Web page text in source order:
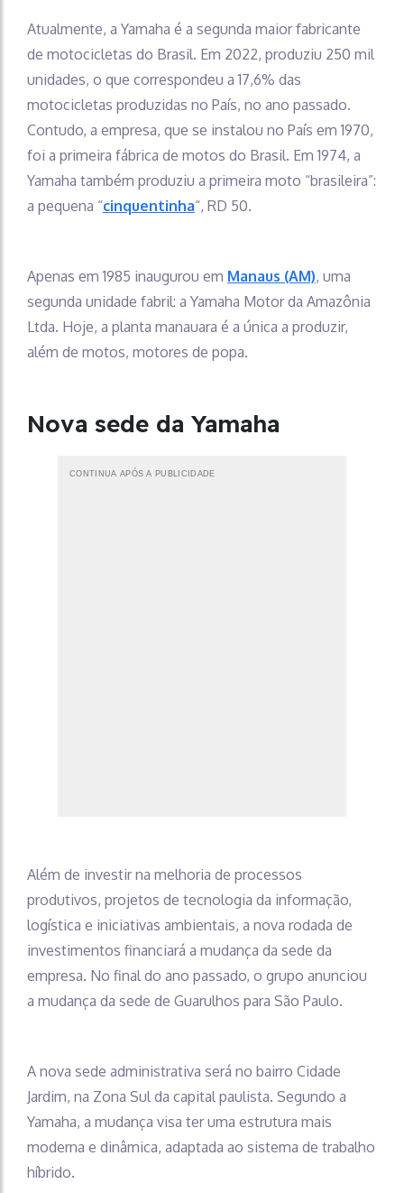
Atualmente, a Yamaha é a segunda maior fabricante
de motocicletas do Brasil. Em 2022, produziu 250 mil
unidades, o que correspondeu a 17,6% das
motocicletas produzidas no País, no ano passado.
Contudo, a empresa, que se instalou no País em 1970,
foi a primeira fábrica de motos do Brasil. Em 1974, a
Yamaha também produziu a primeira moto “brasileira”:
a pequena “cinquentinha“, RD 50.
Apenas em 1985 inaugurou em Manaus (AM), uma
segunda unidade fabril: a Yamaha Motor da Amazônia
Ltda. Hoje, a planta manauara é a única a produzir,
além de motos, motores de popa.
Nova sede da Yamaha
CONTINUA APÓS A PUBLICIDADE
Além de investir na melhoria de processos
produtivos, projetos de tecnologia da informação,
logística e iniciativas ambientais, a nova rodada de
investimentos financiará a mudança da sede da
empresa. No final do ano passado, o grupo anunciou
a mudança da sede de Guarulhos para São Paulo.
A nova sede administrativa será no bairro Cidade
Jardim, na Zona Sul da capital paulista. Segundo a
Yamaha, a mudança visa ter uma estrutura mais
moderna e dinâmica, adaptada ao sistema de trabalho
híbrido.